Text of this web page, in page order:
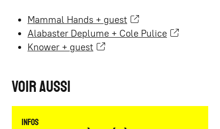
Mammal Hands + guest
Alabaster Deplume + Cole Pulice
Knower + guest
Voir aussi
Infos